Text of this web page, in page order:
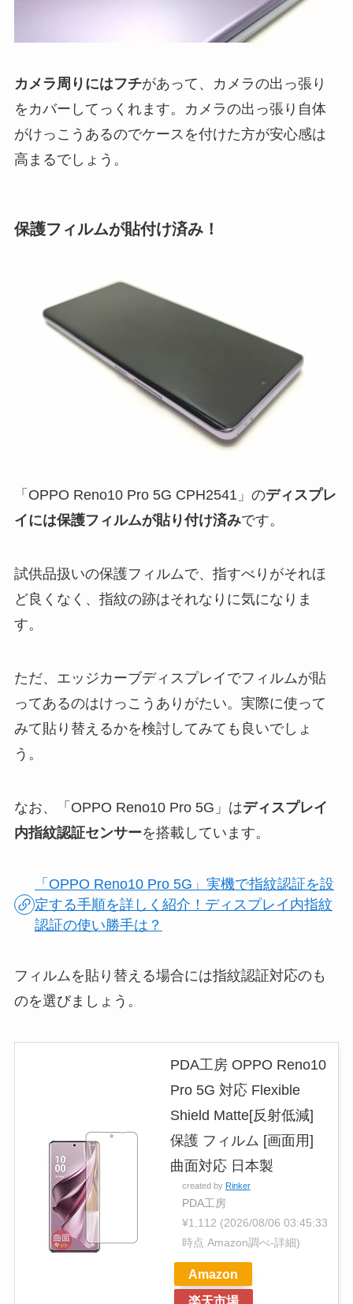
カメラ周りにはフチがあって、カメラの出っ張り
をカバーしてっくれます。カメラの出っ張り自体
がけっこうあるのでケースを付けた方が安心感は
高まるでしょう。
保護フィルムが貼付け済み！
「OPPO Reno10 Pro 5G CPH2541」のディスプレ
イには保護フィルムが貼り付け済みです。
試供品扱いの保護フィルムで、指すべりがそれほ
ど良くなく、指紋の跡はそれなりに気になりま
す。
ただ、エッジカーブディスプレイでフィルムが貼
ってあるのはけっこうありがたい。実際に使って
みて貼り替えるかを検討してみても良いでしょ
う。
なお、「OPPO Reno10 Pro 5G」はディスプレイ
内指紋認証センサーを搭載しています。
「OPPO Reno10 Pro 5G」実機で指紋認証を設
定する手順を詳しく紹介！ディスプレイ内指紋
認証の使い勝手は？
フィルムを貼り替える場合には指紋認証対応のも
のを選びましょう。
PDA工房 OPPO Reno10
Pro 5G 対応 Flexible
Shield Matte[反射低減]
保護 フィルム [画面用]
曲面対応 日本製
created by Rinker
PDA工房
¥1,112 (2026/08/06 03:45:33
時点 Amazon調べ-詳細)
Amazon
楽天市場